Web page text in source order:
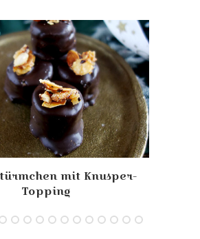
mit Knusper-
Topping